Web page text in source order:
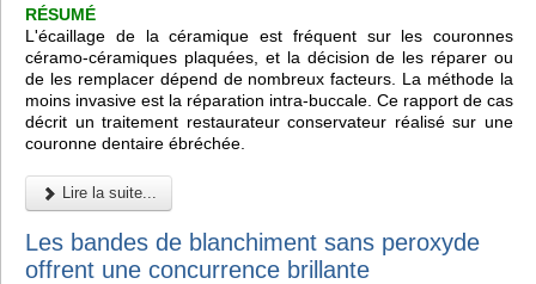
RÉSUMÉ
L'écaillage de la céramique est fréquent sur les couronnes
céramo-céramiques plaquées, et la décision de les réparer ou
de les remplacer dépend de nombreux facteurs. La méthode la
moins invasive est la réparation intra-buccale. Ce rapport de cas
décrit un traitement restaurateur conservateur réalisé sur une
couronne dentaire ébréchée.
Lire la suite...
Les bandes de blanchiment sans peroxyde
offrent une concurrence brillante